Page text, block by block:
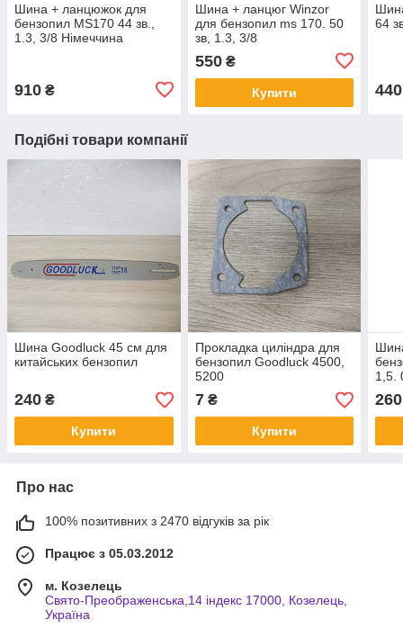
Шина + ланцюжок для
бензопил MS170 44 зв.,
1.3, 3/8 Німеччина
910 ₴
Шина + ланцюг Winzor
для бензопил ms 170. 50
зв, 1.3, 3/8
550₴
Купити
64
440
Подібні товари компанії
Шина Goodluck 45 cм для
китайських бензопил
240 ₴
Купити
Прокладка циліндра для
бензопил Goodluck 4500,
5200
7₴
Купити
1,5.
260
Про нас
100% позитивних з 2470 відгуків за рік
Працює з 05.03.2012
м. Козелець
Свято-Преображенська,14 індекс 17000, Козелець,
Україна